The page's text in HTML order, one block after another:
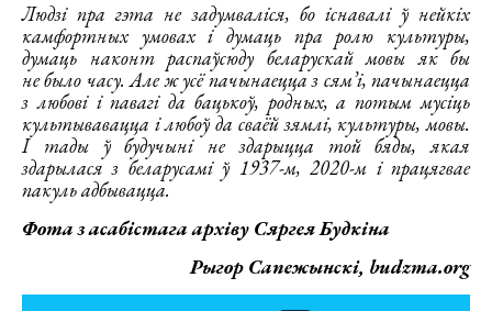
Людзі пра гэта не задумваліся, бо існавалі ў нейкіх
камфортных умовах і думаць пра ролю культуры,
думаць наконт распаўсюду беларускай мовы як бы
не было часу. Але ж усё пачынаецца з сям’і, пачынаецца
з любові і павагі да бацькоў, родных, а потым мусіць
культывавацца і любоў да сваёй зямлі, культуры, мовы.
І тады ў будучыні не здарыцца той бяды, якая
здарылася з беларусамі ў 1937-м, 2020-м і працягвае
пакуль адбывацца.
Фота з асабістага архіву Сяргея Будкіна
Рыгор Сапежынскі, budzma.org